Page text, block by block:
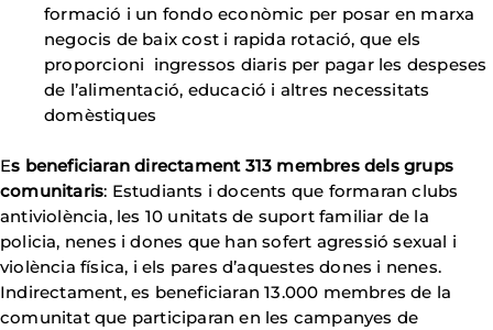
formació i un fondo econòmic per posar en marxa
negocis de baix cost i rapida rotació, que els
proporcioni ingressos diaris per pagar les despeses
de l’alimentació, educació i altres necessitats
domèstiques
Es beneficiaran directament 313 membres dels grups
comunitaris: Estudiants i docents que formaran clubs
antiviolència, les 10 unitats de suport familiar de la
policia, nenes i dones que han sofert agressió sexual i
violència física, i els pares d’aquestes dones i nenes.
Indirectament, es beneficiaran 13.000 membres de la
comunitat que participaran en les campanyes de